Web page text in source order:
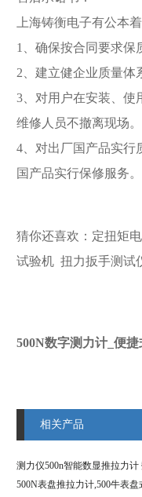
上海铸衡电子有公本
1、确保按合同要求保
2、建立健企业质量体
3、对用户在安装、使
维修人员不撤离现场
4、对出厂国产品实行
国产品实行保修服务。
猜你还喜欢： 定扭矩
试验机 扭力扳手测试
500N数字测力计_便
相关产品